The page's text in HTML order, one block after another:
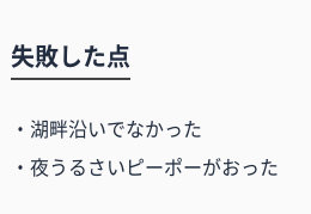
失敗した点
・湖畔沿いでなかった
・夜うるさいピーポーがおった